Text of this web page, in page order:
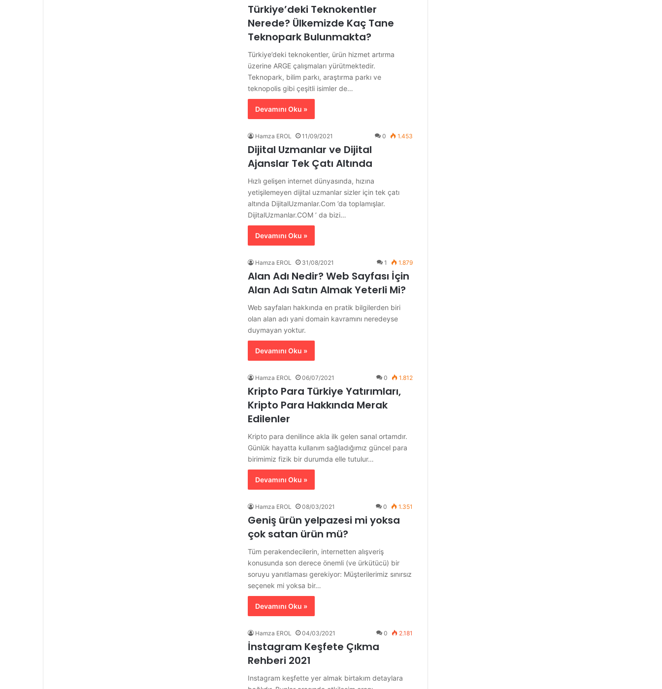
Türkiye’deki Teknokentler
Nerede? Ülkemizde Kaç Tane
Teknopark Bulunmakta?
Türkiye’deki teknokentler, ürün hizmet artırma
üzerine ARGE çalışmaları yürütmektedir.
Teknopark, bilim parkı, araştırma parkı ve
teknopolis gibi çeşitli isimler de…
Devamını Oku »
Hamza EROL 11/09/2021 0 1.453
Dijital Uzmanlar ve Dijital
Ajanslar Tek Çatı Altında
Hızlı gelişen internet dünyasında, hızına
yetişilemeyen dijital uzmanlar sizler için tek çatı
altında DijitalUzmanlar.Com ’da toplamışlar.
DijitalUzmanlar.COM ’ da bizi…
Devamını Oku »
Hamza EROL 31/08/2021 1 1.879
Alan Adı Nedir? Web Sayfası İçin
Alan Adı Satın Almak Yeterli Mi?
Web sayfaları hakkında en pratik bilgilerden biri
olan alan adı yani domain kavramını neredeyse
duymayan yoktur.
Devamını Oku »
Hamza EROL 06/07/2021 0 1.812
Kripto Para Türkiye Yatırımları,
Kripto Para Hakkında Merak
Edilenler
Kripto para denilince akla ilk gelen sanal ortamdır.
Günlük hayatta kullanım sağladığımız güncel para
birimimiz fizik bir durumda elle tutulur…
Devamını Oku »
Hamza EROL 08/03/2021 0 1.351
Geniş ürün yelpazesi mi yoksa
çok satan ürün mü?
Tüm perakendecilerin, internetten alışveriş
konusunda son derece önemli (ve ürkütücü) bir
soruyu yanıtlaması gerekiyor: Müşterilerimiz sınırsız
seçenek mi yoksa bir…
Devamını Oku »
Hamza EROL 04/03/2021 0 2.181
İnstagram Keşfete Çıkma
Rehberi 2021
Instagram keşfette yer almak birtakım detaylara